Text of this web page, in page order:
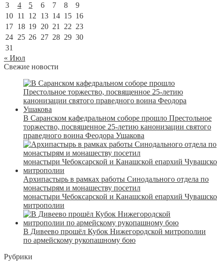
3
4 5 6 7 8
9
10 11 12 13 14 15 16
17 18 19 20 21 22 23
24 25 26 27 28 29 30
31
« Июл
Свежие новости
В Саранском кафедральном соборе прошло Престольное
торжество, посвященное 25-летию канонизации святого
праведного воина Феодора Ушакова
Архипастырь в рамках работы Синодального отдела по
монастырям и монашеству посетил
монастыри Чебоксарской и Канашской епархий
митрополии
В Дивеево прошёл Кубок Нижегородской митрополии
по армейскому рукопашному бою
Рубрики